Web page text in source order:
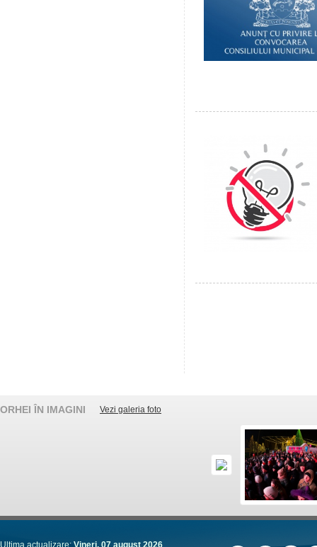
ORHEI ÎN IMAGINI Vezi galeria foto
Ultima actualizare: Vineri, 07 august 2026